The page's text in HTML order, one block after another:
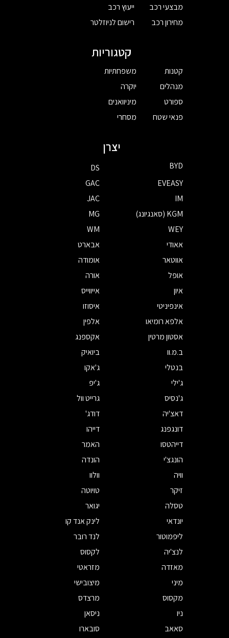
מבצעי רכב
מחירון רכב
ייעוץ רכב
רישום לניוזלטר
קטגוריות
קטנות
מנהלים
ספורט
פנאי שטח
משפחתיות
יוקרה
מיניוואנים
מסחרי
יצרן
BYD
DS
EVEASY
GAC
IM
JAC
KGM (סאנגיונג)
MG
WEY
WM
אאודי
אבארט
אווטאר
אומודה
אופל
אורה
איון
אייווייס
אינפיניטי
איסוזו
אלפא רומיאו
אלפין
אסטון מרטין
אקספנג
ב.מ.וו
ביואיק
בנטלי
ג'אקו
ג'ילי
ג'יפ
ג'נסיס
גרייט וול
דאצ'יה
דודג'
דונגפנג
דייהו
דייהטסו
האמר
הונגצ'י
הונדה
וויה
וולוו
זיקר
טויוטה
טסלה
יגואר
יונדאי
לינק אנד קו
ליפמוטור
לנד רובר
לנצ'יה
לקסוס
מאזדה
מזראטי
מיני
מיצובישי
מקסוס
מרצדס
ניו
ניסאן
סאאב
סובארו